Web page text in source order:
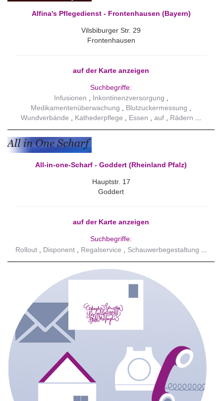
Alfina's Pflegedienst - Frontenhausen (Bayern)
Vilsbiburger Str. 29
Frontenhausen
auf der Karte anzeigen
Suchbegriffe:
Infusionen
Inkontinenzversorgung
Medikamentenüberwachung
Blutzuckermessung
Wundverbände
Kathederpflege Essen auf Rädern
All-in-one-Scharf - Goddert (Rheinland Pfalz)
Hauptstr. 17
Goddert
auf der Karte anzeigen
Suchbegriffe:
Rollout
Disponent Regalservice Schauwerbegestaltung